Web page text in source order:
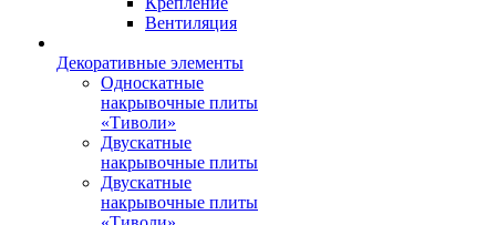
Вентиляция
Декоративные элементы
Односкатные
накрывочные плиты
«Тиволи»
Двускатные
накрывочные плиты
Двускатные
накрывочные плиты